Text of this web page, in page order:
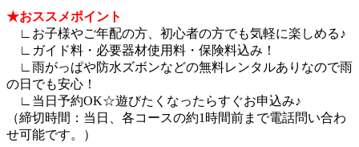
★おススメポイント
∟お子様やご年配の方、初心者の方でも気軽に楽しめる♪
∟ガイド料・必要器材使用料・保険料込み！
∟雨がっぱや防水ズボンなどの無料レンタルありなので雨
の日でも安心！
∟当日予約OK☆遊びたくなったらすぐお申込み♪
（締切時間：当日、各コースの約1時間前まで電話問い合わ
せ可能です。）